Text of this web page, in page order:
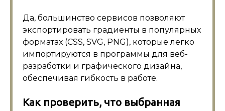
Да, большинство сервисов позволяют
экспортировать градиенты в популярных
форматах (CSS, SVG, PNG), которые легко
импортируются в программы для веб-
разработки и графического дизайна,
обеспечивая гибкость в работе.
Как проверить, что выбранная